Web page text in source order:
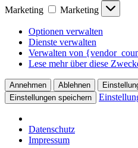
Marketing
Marketing
Optionen verwalten
Dienste verwalten
Verwalten von
Lese mehr über diese
Annehmen Ablehnen
Einstellungen speichern
Datenschutz
Impressum